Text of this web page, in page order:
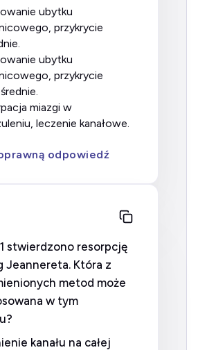
przykrycie
przykrycie
leczenie kanałowe.
odpowiedź
stwierdzono resorpcję
Jeannereta. Która z
metod może
w tym
kanału na całej